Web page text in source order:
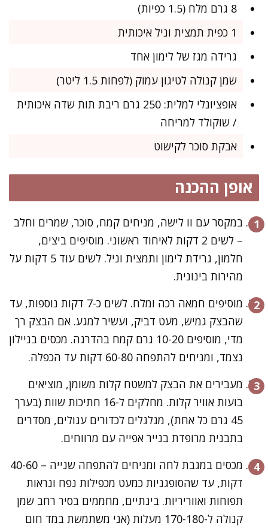
8 גרם מלח (1.5 כפיות)
1 כפית תמצית וניל איכותית
גרידה מגז של לימון אחד
שמן קנולה לטיגון עמוק (לפחות 1.5 ליטר)
אופציונלי למלית: 250 גרם ריבת תות שדה איכותית
/ שוקולד למריחה
אבקת סוכר לקישוט
אופן ההכנה
במקסר עם וו לישה, מניחים קמח, סוכר, שמרים וחלב
– לשים 2 דקות לאיחוד ראשוני. מוסיפים ביצים,
חלמון, גרידת לימון ותמצית וניל. לשים עוד 5 דקות על
מהירות בינונית.
מוסיפים חמאה רכה ומלח. לשים כ-7 דקות נוספות, עד
שהבצק גמיש, מעט דביק, ועשיר למגע. אם הבצק רך
מדי, מוסיפים 10-20 גרם קמח בהדרגה. מכסים בניילון
נצמד, ומניחים להתפחה 60-80 דקות עד הכפלה.
מעבירים את הבצק למשטח קלות משומן, מוציאים
בועות אוויר קלות. מחלקים ל-16 חתיכות שוות (בערך
45 גרם כל אחת), מגלגלים לכדורים עגולים, מסדרים
בתבנית מרופדת בנייר אפייה עם מרווחים.
מכסים במגבת לחה ומניחים להתפחה שנייה – 40-60
דקות, עד שהסופגניות כמעט מכפילות נפח ונראות
תפוחות ואווריריות. בינתיים, מחממים בסיר רחב שמן
קנולה ל-170-180 מעלות (אני משתמשת במד חום